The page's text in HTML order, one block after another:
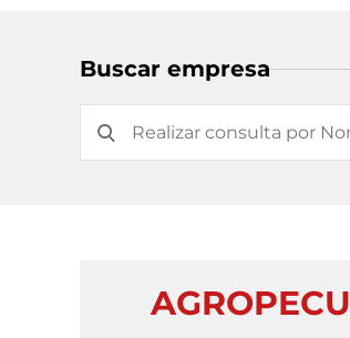
Buscar empresa